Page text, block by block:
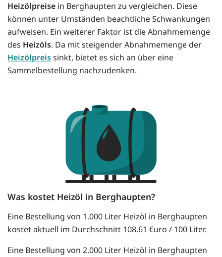
Heizölpreise in Berghaupten zu vergleichen. Diese
können unter Umständen beachtliche Schwankungen
aufweisen. Ein weiterer Faktor ist die Abnahmemenge
des Heizöls. Da mit steigender Abnahmemenge der
Heizölpreissinkt, bietet es sich an über eine
Sammelbestellung nachzudenken.
Was kostet Heizöl in Berghaupten?
Eine Bestellung von 1.000 Liter Heizöl in Berghaupten
kostet aktuell im Durchschnitt 108.61 €uro / 100 Liter.
Eine Bestellung von 2.000 Liter Heizöl in Berghaupten